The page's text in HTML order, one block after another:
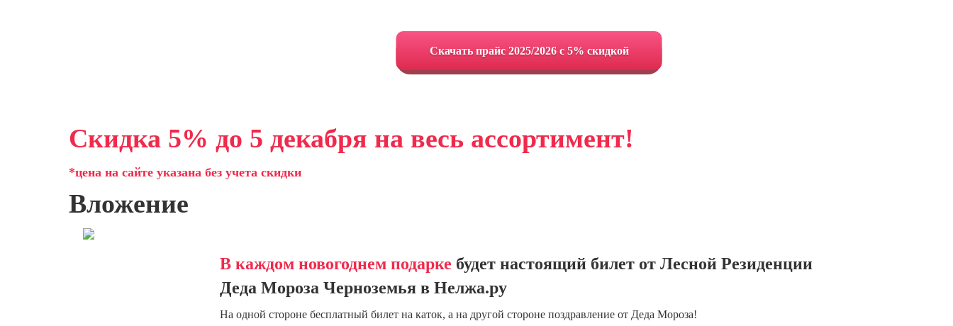
Cкачать прайс 2025/2026 с 5% скидкой
Скидка 5% до 5 декабря на весь ассортимент!
*цена на сайте указана без учета скидки
Вложение
В каждом новогоднем подарке будет настоящий билет от Лесной Резиденции
Деда Мороза Черноземья в Нелжа.ру
На одной стороне бесплатный билет на каток, а на другой стороне поздравление от Деда Мороза!